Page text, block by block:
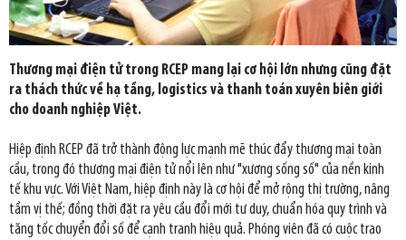
Thương mại điện tử trong RCEP mang lại cơ hội lớn nhưng cũng đặt
ra thách thức về hạ tầng, logistics và thanh toán xuyên biên giới
cho doanh nghiệp Việt.
Hiệp định RCEP đã trở thành động lực mạnh mẽ thúc đẩy thương mại toàn
cầu, trong đó thương mại điện tử nổi lên như "xương sống số" của nền kinh
tế khu vực. Với Việt Nam, hiệp định này là cơ hội để mở rộng thị trường, nâng
tầm vị thế; đồng thời đặt ra yêu cầu đổi mới tư duy, chuẩn hóa quy trình và
tăng tốc chuyển đổi số để cạnh tranh hiệu quả. Phóng viên đã có cuộc trao